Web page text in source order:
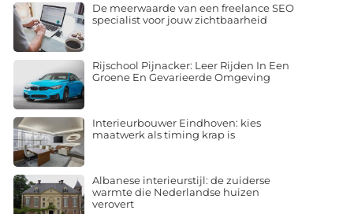
De meerwaarde van een freelance SEO
specialist voor jouw zichtbaarheid
Rijschool Pijnacker: Leer Rijden In Een
Groene En Gevarieerde Omgeving
Interieurbouwer Eindhoven: kies
maatwerk als timing krap is
Albanese interieurstijl: de zuiderse
warmte die Nederlandse huizen
verovert